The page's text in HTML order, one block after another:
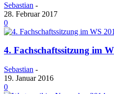
Sebastian -
28. Februar 2017
0
4. Fachschaftssitzung im
Sebastian -
19. Januar 2016
0